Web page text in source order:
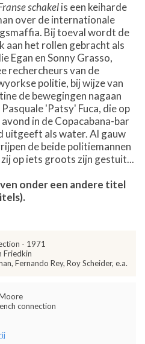
schakelis een keiharde
over de internationale
Bij toeval wordt de
aan het rollen gebracht als
Egan en Sonny Grasso,
rechercheurs van de
politie, bij wijze van
de bewegingen nagaan
'Patsy' Fuca, die op
avond in de Copacabana-bar
uitgeeft als water. Al gauw
de beide politiemannen
op iets groots zijn gestuit...
onder een andere titel
- 1971
Friedkin
Fernando Rey, Roy Scheider, e.a.
connection